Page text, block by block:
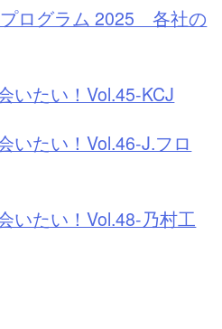
ログラム 2025 各社の
いたい！Vol.45-KCJ
いたい！Vol.46-J.フロ
いたい！Vol.48-乃村工